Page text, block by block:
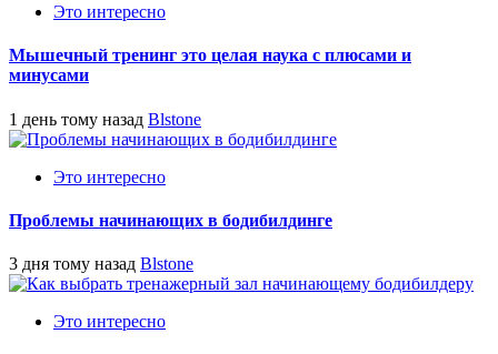
Это интересно
Мышечный тренинг это целая наука с плюсами и
минусами
1 день тому назад Blstone
Это интересно
Проблемы начинающих в бодибилдинге
3 дня тому назад Blstone
Это интересно